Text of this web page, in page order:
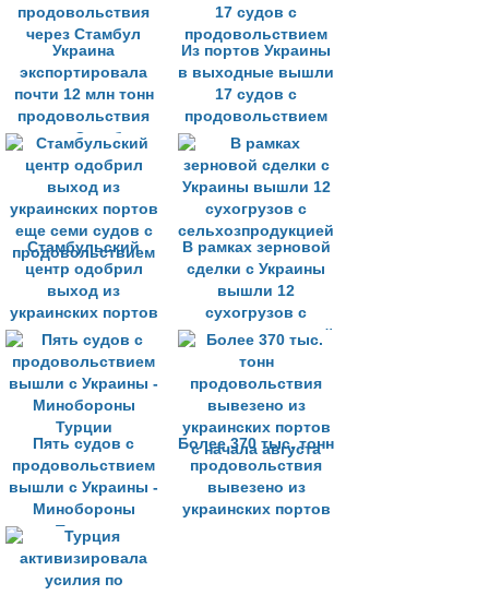
Украина
экспортировала
почти 12 млн тонн
продовольствия
через Стамбул
Из портов Украины
в выходные вышли
17 судов с
продовольствием
Стамбульский
центр одобрил
выход из
украинских портов
еще семи судов с
продовольствием
В рамках зерновой
сделки с Украины
вышли 12
сухогрузов с
сельхозпродукцией
Пять судов с
продовольствием
вышли с Украины -
Минобороны
Турции
Более 370 тыс. тонн
продовольствия
вывезено из
украинских портов